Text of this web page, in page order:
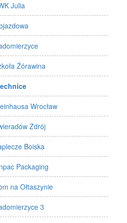
Julia
Żórawina
Wrocław
Zdrój
Boiska
Packaging
na Ołtaszynie
3